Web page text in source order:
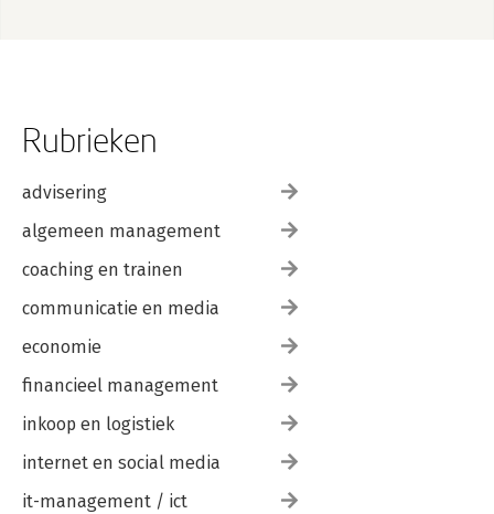
Rubrieken
advisering
algemeen management
coaching en trainen
communicatie en media
economie
financieel management
inkoop en logistiek
internet en social media
it-management / ict